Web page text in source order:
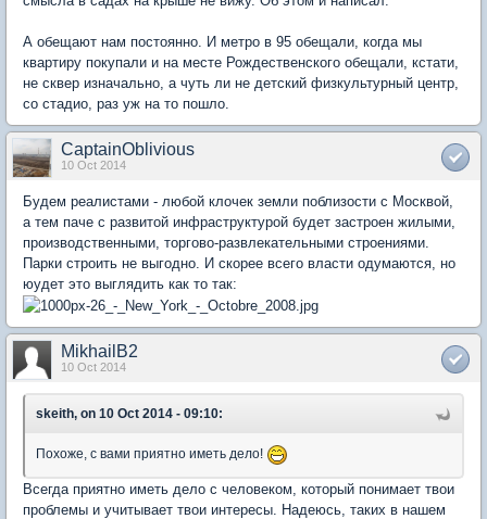
А обещают нам постоянно. И метро в 95 обещали, когда мы
квартиру покупали и на месте Рождественского обещали, кстати,
не сквер изначально, а чуть ли не детский физкультурный центр,
со стадио, раз уж на то пошло.
CaptainOblivious
10 Oct 2014
Будем реалистами - любой клочек земли поблизости с Москвой,
а тем паче с развитой инфраструктурой будет застроен жилыми,
производственными, торгово-развлекательными строениями.
Парки строить не выгодно. И скорее всего власти одумаются, но
юудет это выглядить как то так:
MikhailB2
10 Oct 2014
skeith, on 10 Oct 2014 - 09:10:
Похоже, с вами приятно иметь дело!
Всегда приятно иметь дело с человеком, который понимает твои
проблемы и учитывает твои интересы. Надеюсь, таких в нашем